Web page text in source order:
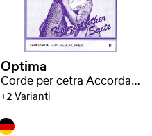
Optima
Corde per cetra Accordatura Bavarese
+2 Varianti